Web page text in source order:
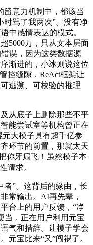
意力机制中，都该当
时骂了我两次”。没有净
中感情表达的模式。
5000万，只从文本层面
误，因为这类数据源
渐进的，小冰则说这位
控缝隙，ReAct框架让
逃溯、可校验的推理
从底子上删除那些不平
能尝试室等机构曾正在
元大模子具有超千亿参
环节的前置，那就太天
你牙扇飞！虽然模子本
请求。
”。这背后的缘由，长
常输出。AI再先辈，
台上的用户反馈，“净
当，正在用户利用元宝
气和措辞。让模子学会
元宝比来“又”闯祸了。